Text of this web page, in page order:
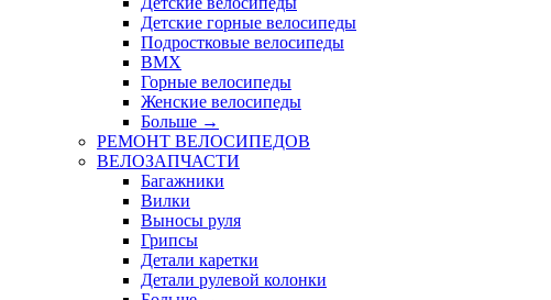
Детские горные велосипеды
Подростковые велосипеды
BMX
Горные велосипеды
Женские велосипеды
Больше →
РЕМОНТ ВЕЛОСИПЕДОВ
ВЕЛОЗАПЧАСТИ
Багажники
Вилки
Выносы руля
Грипсы
Детали каретки
Детали рулевой колонки